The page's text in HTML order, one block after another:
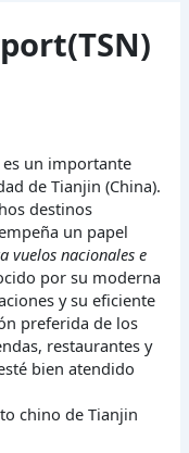
es un importante
de Tianjin (China).
destinos
un papel
vuelos nacionales e
por su moderna
y su eficiente
preferida de los
restaurantes y
bien atendido
chino de Tianjin